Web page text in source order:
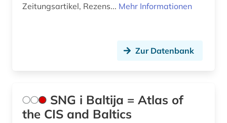
Zeitungsartikel, Rezens... Mehr Informationen
Zur Datenbank
SNG i Baltija = Atlas of
the CIS and Baltics